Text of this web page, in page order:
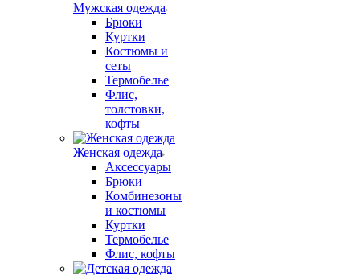
Мужская одежда
Брюки
Куртки
Костюмы и
сеты
Термобелье
Флис,
толстовки,
кофты
Женская одежда
Аксессуары
Брюки
Комбинезоны
и костюмы
Куртки
Термобелье
Флис, кофты